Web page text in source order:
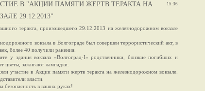
15:36
В "АКЦИИ ПАМЯТИ ЖЕРТВ ТЕРАКТА НА
29.12.2013"
теракта, произошедшего 29.12.2013 на железнодорожном вокзале
вокзала в Волгограде был совершен террористический акт, в
более 40 получили ранения.
у здания вокзала «Волгоград-I» родственники, близкие погибших и
цветы, зажигают лампадки.
участие в Акции памяти жертв теракта на железнодорожном вокзале.
власти.
безопасность в ваших руках!